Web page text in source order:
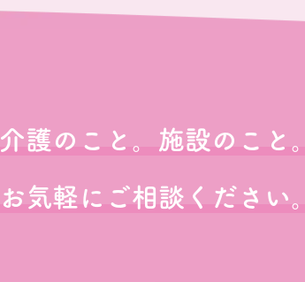
介護のこと。施設のこと。
お気軽にご相談ください。